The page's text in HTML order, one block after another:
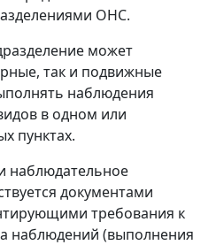
ОНС.
может
так и подвижные
наблюдения
в одном или
пунктах.
наблюдательное
документами
требования к
наблюдений (выполнения